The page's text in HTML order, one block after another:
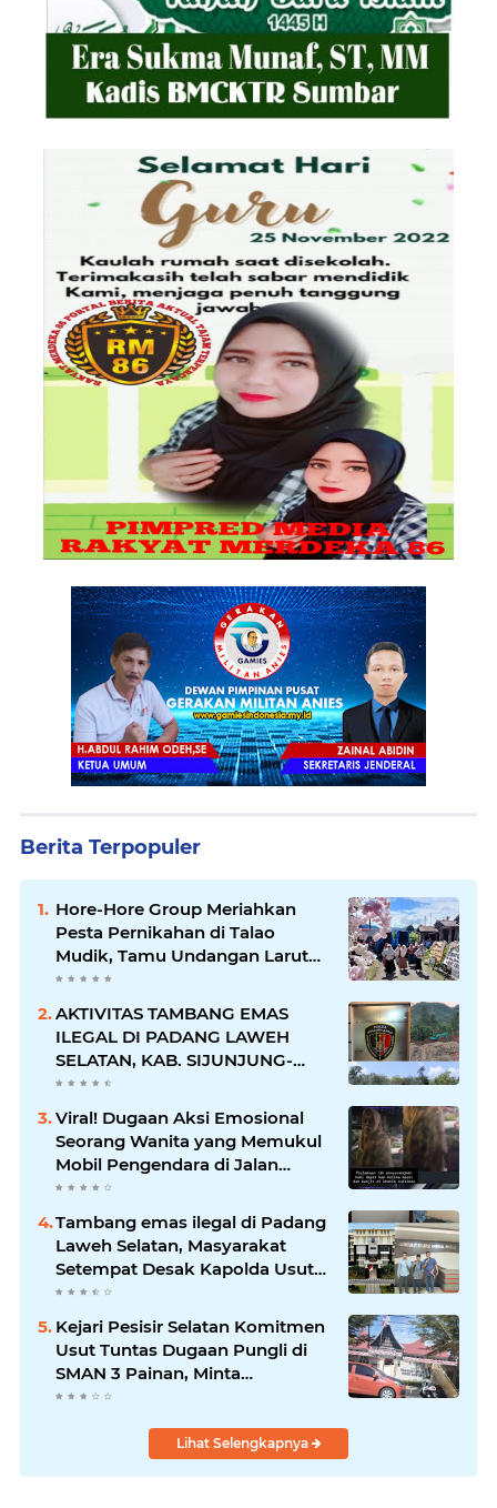
Berita Terpopuler
Hore-Hore Group Meriahkan
Pesta Pernikahan di Talao
Mudik, Tamu Undangan Larut
dalam Suasana Penuh
AKTIVITAS TAMBANG EMAS
ILEGAL DI PADANG LAWEH
SELATAN, KAB. SIJUNJUNG-
SUMBAR SEMAKIN
Viral! Dugaan Aksi Emosional
Seorang Wanita yang Memukul
Mobil Pengendara di Jalan
Khatib Sulaiman
Tambang emas ilegal di Padang
Laweh Selatan, Masyarakat
Setempat Desak Kapolda Usut
Tuntas
Kejari Pesisir Selatan Komitmen
Usut Tuntas Dugaan Pungli di
SMAN 3 Painan, Minta
Inspektorat Sumbar Lakukan
Lihat Selengkapnya